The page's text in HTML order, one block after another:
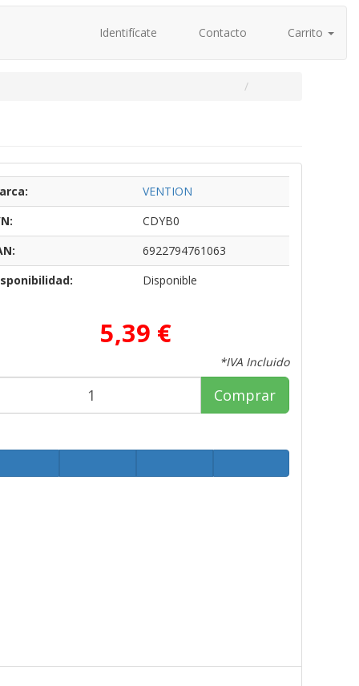
Identifícate Contacto Carrito
VENTION
CDYB0
6922794761063
Disponible
5,39 €
*IVA Incluido
Comprar